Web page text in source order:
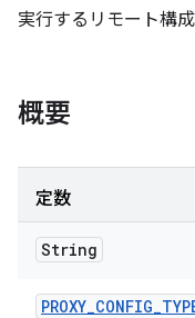
実行するリモート構
概要
定数
String
PROXY_CONFIG_